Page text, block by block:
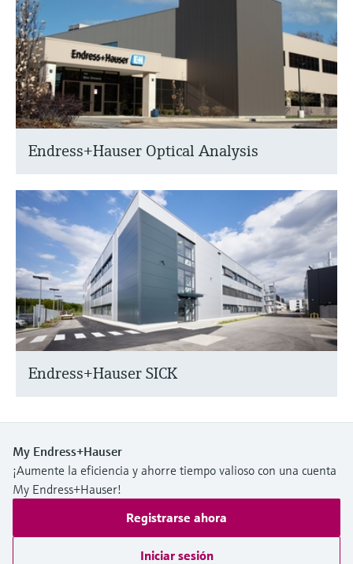
Endress+Hauser Optical Analysis
Endress+Hauser SICK
My Endress+Hauser
¡Aumente la eficiencia y ahorre tiempo valioso con una cuenta
My Endress+Hauser!
Registrarse ahora
Iniciar sesión